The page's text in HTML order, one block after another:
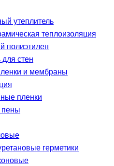
утеплитель
теплоизоляция
полиэтилен
стен
и мембраны
пленки
пены
герметики